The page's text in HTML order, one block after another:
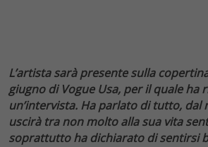
L’artista sarà presente sulla
giugno di Vogue Usa, per il quale ha
un’intervista. Ha parlato di tutto, dal
uscirà tra non molto alla sua vita
soprattutto ha dichiarato di sentirsi